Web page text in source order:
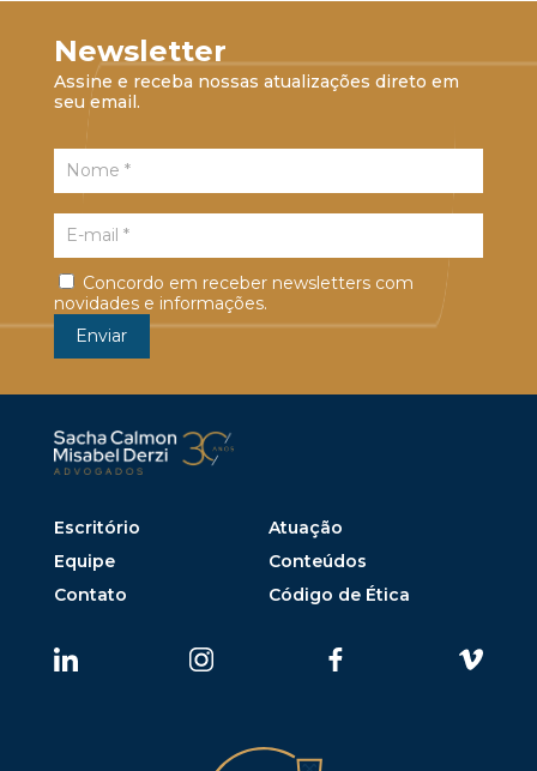
Newsletter
Assine e receba nossas atualizações direto em
seu email.
Concordo em receber newsletters com
novidades e informações.
Escritório
Atuação
Equipe
Conteúdos
Contato
Código de Ética